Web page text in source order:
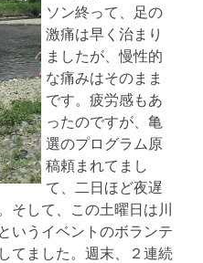
ソン終って、足の
激痛は早く治まり
ましたが、慢性的
な痛みはそのまま
です。疲労感もあ
ったのですが、亀
選のプログラム原
稿頼まれてまし
て、二日ほど夜遅
そして、この土曜日は川
いうイベントのボランテ
てました。週末、２連続